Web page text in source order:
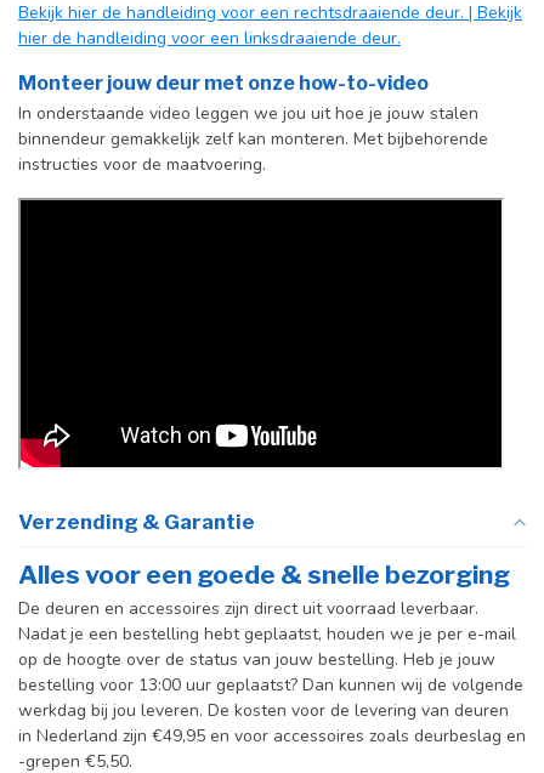
Kozijnmaat
U kunt een tabel vinden met de
exacte kozijnmaten in de
producttekst boven dit
specificatievak.
Incl. deurgreep Standaard Deurgreep Binnendeur
Bekijk hier de handleiding voor een rechtsdraaiende deur. | Bekijk
hier de handleiding voor een linksdraaiende deur.
Monteer jouw deur met onze how-to-video
In onderstaande video leggen we jou uit hoe je jouw stalen
binnendeur gemakkelijk zelf kan monteren. Met bijbehorende
instructies voor de maatvoering.
Verzending & Garantie
Alles voor een goede & snelle bezorging
De deuren en accessoires zijn direct uit voorraad leverbaar.
Nadat je een bestelling hebt geplaatst, houden we je per e-mail
op de hoogte over de status van jouw bestelling. Heb je jouw
bestelling voor 13:00 uur geplaatst? Dan kunnen wij de volgende
werkdag bij jou leveren. De kosten voor de levering van deuren
in Nederland zijn €49,95 en voor accessoires zoals deurbeslag en
-grepen €5,50.